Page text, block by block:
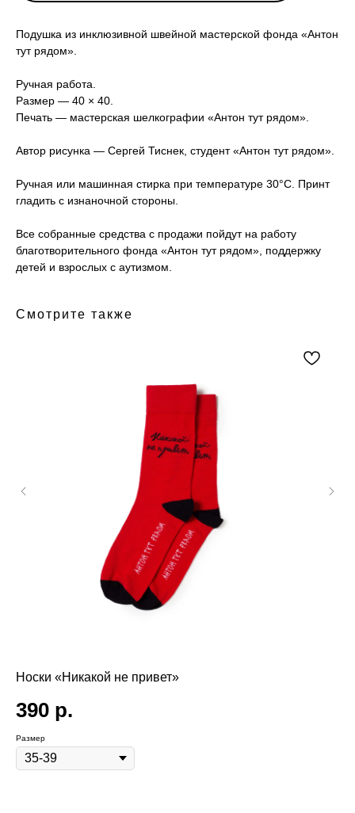
Подушка из инклюзивной швейной мастерской фонда «Антон
тут рядом».
Ручная работа.
Размер — 40 × 40.
Печать — мастерская шелкографии «Антон тут рядом».
Автор рисунка — Сергей Тиснек, студент «Антон тут рядом».
Ручная или машинная стирка при температуре 30°C. Принт
гладить с изнаночной стороны.
Все собранные средства с продажи пойдут на работу
благотворительного фонда «Антон тут рядом», поддержку
детей и взрослых с аутизмом.
Смотрите также
Носки «Никакой не привет»
390 р.
Размер